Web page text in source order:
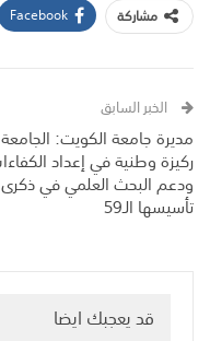
مشاركة
Facebook
الخبر السابق
مديرة جامعة الكويت: الجامعة
ركيزة وطنية في إعداد
ودعم البحث العلمي في ذكرى
تأسيسها الـ59
قد يعجبك ايضا